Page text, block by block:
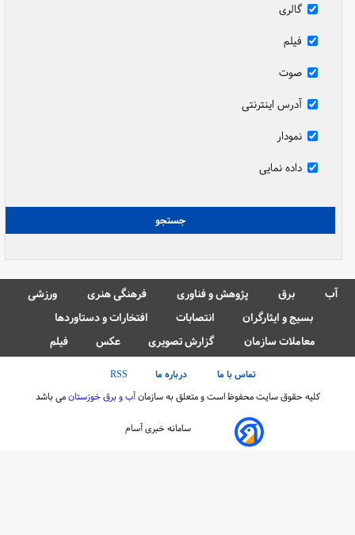
گالری
فیلم
صوت
آدرس اینترنتی
نمودار
داده نمایی
آب برق پژوهش و فناوری فرهنگی هنری
ورزشی
بسیج و ایثارگران
انتصابات
افتخارات و دستاوردها
معاملات سازمان
گزارش تصویری عکس فیلم
تماس با ما درباره ما
RSS
کلیه حقوق سایت محفوظ است و متعلق به سازمانآب و برق خوزستانمی باشد
سامانه خبری آسام